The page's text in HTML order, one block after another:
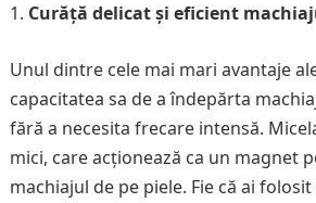
Curăță delicat și eficient
Unul dintre cele mai mari avantaje
capacitatea sa de a îndepărta
fără a necesita frecare intensă.
mici, care acționează ca un magnet
machiajul de pe piele. Fie că ai